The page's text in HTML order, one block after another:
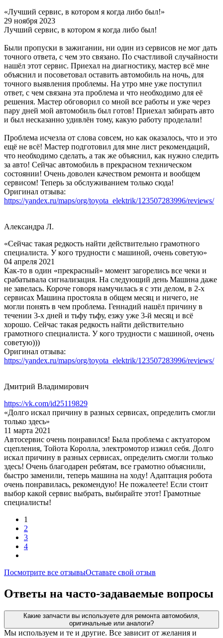
«Лучший сервис, в котором я когда либо был!»
29 ноября 2023
Лучший сервис, в котором я когда либо был!
Были пропуски в зажигании, ни один из сервисов не мог дать
точного ответа, с чем это связано. По счастливой случайности
нашёл этот сервис. Приехал на диагностику, мастер всё мне
объяснил и посоветовал оставить автомобиль на ночь, для
точного выявления проблемы. На утро мне уже поступил
ответ, с чем связана эта проблема и что необходимо для её
решения. Мастер обговорил со мной все работы и уже через
пару дней мой автомобиль был готов! Приехал забирать авто
и был несказанно удивлён тому, какую работу проделали!
Проблема исчезла от слова совсем, но как оказалось, что и это
ещё не всё! Мастер подготовил для мне лист рекомендаций,
что необходимо сделать, а так же объяснил, как нужно следить
за авто! Сейчас автомобиль в прекрасном техническом
состоянии! Очень доволен качеством ремонта и вообщем
сервисом! Теперь за обслуживанием только сюда!
Оригинал отзыва:
https://yandex.ru/maps/org/toyota_elektrik/123507283996/reviews/
Александра Л.
«Сейчас такая редкость найти действительно грамотного
специалиста. У кого трудности с машиной, очень советую»
04 апреля 2021
Как-то в один «прекрасный» момент загорелись все чеки и
срабатывала сигнализация. На следующий день Машина даже
не завелась. Короче говоря намучилась я с эти делом, в 2-х
сервисах Машина простояла в общем месяц и ничего, не
могли понять в чем проблема. Геннадий нашёл причину в
течении 3-х дней и тьфу тьфу, езжу уже 3-й месяц и всё
хорошо. Сейчас такая редкость найти действительно
грамотного специалиста. У кого трудности с машиной, очень
советую)))
Оригинал отзыва:
https://yandex.ru/maps/org/toyota_elektrik/123507283996/reviews/
Дмитрий Владимирович
https://vk.com/id25119829
«Долго искал причину в разных сервисах, определить смогли
только здесь»
11 марта 2021
Автосервис очень понравился! Была проблема с актуатором
сцепления, Тойота Королла, электромотор изжил себя. Долго
искал причину в разных сервисах, определить смогли только
здесь! Очень благодарен ребятам, все грамотно объяснили,
быстро заменили, теперь машина на ходу! Адаптация робота
очень понравилась, рекомендую! Не пожалеете! Если стоит
выбор какой сервис выбрать, выбирайте этот! Грамотные
специалисты!
1
2
3
4
Посмотрите все отзывыОставьте свой отзыв
Ответы на часто-задаваемые вопросы
Какие запчасти вы используете для ремонта автомобиля,
оригинальные или аналоги?
Мы используем и те и другие. Все зависит от желания и